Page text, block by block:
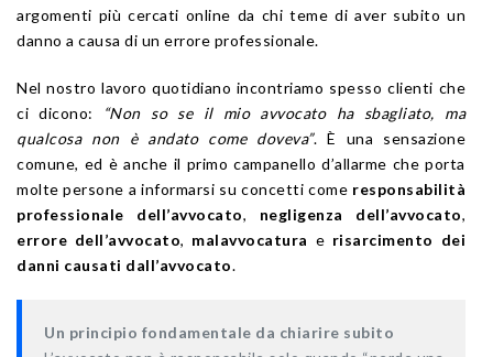
argomenti più cercati online da chi teme di aver subito un
danno a causa di un errore professionale.
Nel nostro lavoro quotidiano incontriamo spesso clienti che
ci dicono:
“Non so se il mio avvocato ha sbagliato, ma
qualcosa non è andato come doveva”. È una sensazione
comune, ed è anche il primo campanello d’allarme che porta
molte persone a informarsi su concetti come responsabilità
professionale dell’avvocato, negligenza dell’avvocato,
errore dell’avvocato, malavvocatura e risarcimento dei
danni causati dall’avvocato.
Un principio fondamentale da chiarire subito